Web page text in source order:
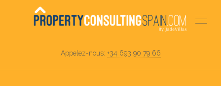
Appelez-nous: +34 693 90 79 66